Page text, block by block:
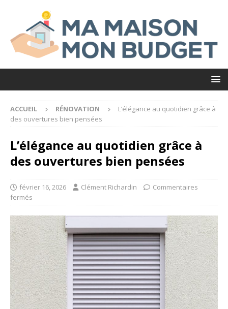
ACCUEIL RÉNOVATION
L’élégance au quotidien grâce à
des ouvertures bien pensées
L’élégance au quotidien grâce à
des ouvertures bien pensées
février 16, 2026 Clément Richardin
Commentaires
fermés